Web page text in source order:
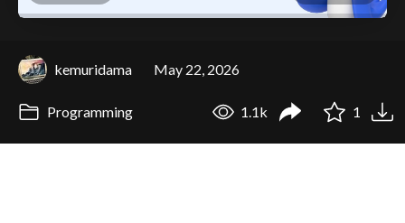
kemuridama May 22, 2026
Programming 1.1k 1